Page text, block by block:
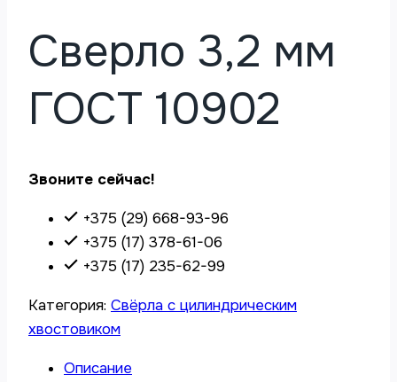
Сверло 3,2 мм
ГОСТ 10902
Звоните сейчас!
+375 (29) 668-93-96
+375 (17) 378-61-06
+375 (17) 235-62-99
Категория: Свёрла с цилиндрическим
хвостовиком
Описание